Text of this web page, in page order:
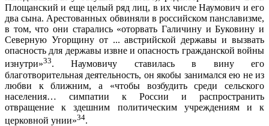
Площанский и еще целый ряд лиц, в их числе Наумович и его
два сына. Арестованных обвиняли в российском панславизме,
в том, что они старались «оторвать Галичину и Буковину и
Северную Угорщину от ... австрийской державы и вызвать
опасность для державы извне и опасность гражданской войны
изнутри»33. Наумовичу ставилась в вину его
благотворительная деятельность, он якобы занимался ею не из
любви к ближним, а «чтобы возбудить среди сельского
населения… симпатии к России и распространить
отвращение к здешним политическим учреждениям и к
церковной унии»34.